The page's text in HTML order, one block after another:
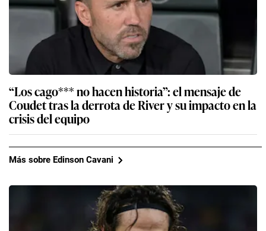
“Los cago*** no hacen historia”: el mensaje de
Coudet tras la derrota de River y su impacto en la
crisis del equipo
Más sobre Edinson Cavani